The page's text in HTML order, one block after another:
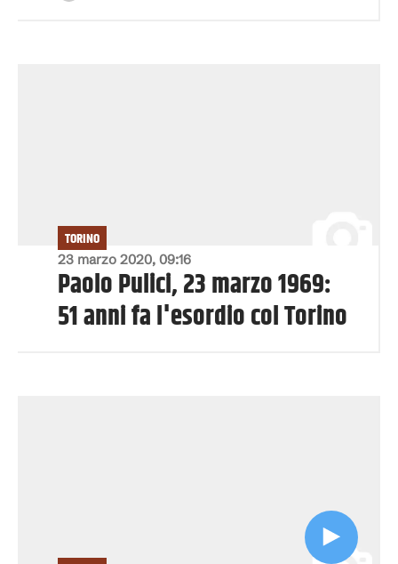
23 marzo 2020, 09:16
TORINO
Paolo Pulici, 23 marzo 1969:
51 anni fa l'esordio col Torino